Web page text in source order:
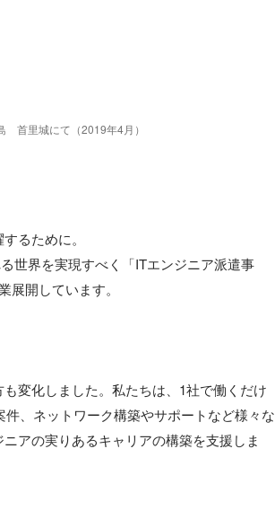
　首里城にて（2019年4月）
るために。
世界を実現すべく「ITエンジニア派遣事
開しています。
変化しました。私たちは、1社で働くだけ
、ネットワーク構築やサポートなど様々な
アの実りあるキャリアの構築を支援しま